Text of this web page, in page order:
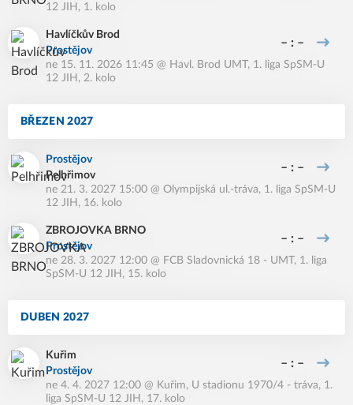
12 JIH, 1. kolo
Havlíčkův Brod
Prostějov
– : –
ne 15. 11. 2026 11:45 @ Havl. Brod UMT , 1. liga SpSM-U
12 JIH, 2. kolo
BŘEZEN 2027
Prostějov
Pelhřimov
– : –
ne 21. 3. 2027 15:00 @ Olympijská ul.-tráva, 1. liga SpSM-U
12 JIH, 16. kolo
ZBROJOVKA BRNO
Prostějov
– : –
ne 28. 3. 2027 12:00 @ FCB Sladovnická 18 - UMT , 1. liga
SpSM-U 12 JIH, 15. kolo
DUBEN 2027
Kuřim
Prostějov
– : –
ne 4. 4. 2027 12:00 @ Kuřim, U stadionu 1970/4 - tráva, 1.
liga SpSM-U 12 JIH, 17. kolo